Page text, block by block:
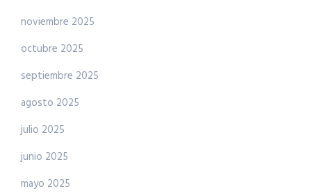
noviembre 2025
octubre 2025
septiembre 2025
agosto 2025
julio 2025
junio 2025
mayo 2025